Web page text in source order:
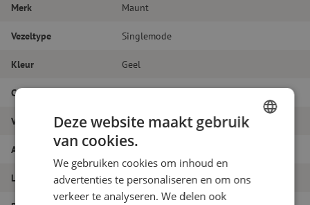
Merk Maunt
Vezeltype Singlemode
Kleur Geel
Connectortype
Vezelsoort G.657A1
Aantal vezels Duplex
Lengte 5m
Deze website maakt gebruik
van cookies.
We gebruiken cookies om inhoud en
advertenties te personaliseren en om ons
verkeer te analyseren. We delen ook